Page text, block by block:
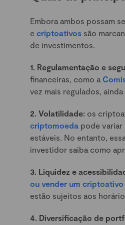
Embora ambos possam
e criptoativos são
de investimentos.
1. Regulamentação e
financeiras, como a
vez mais regulados,
2. Volatilidade: os
criptomoeda pode variar
estáveis. No entanto,
investidor saiba como
3. Liquidez e
ou vender um criptoativo
estão sujeitos aos
4. Diversificação de